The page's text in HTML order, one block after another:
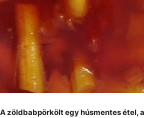
A zöldbabpörkölt egy húsmentes étel,